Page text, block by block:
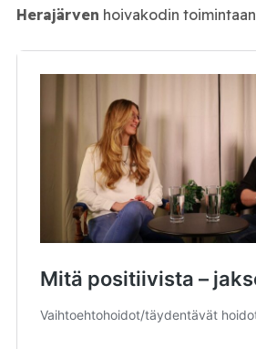
Herajärven hoivakodin toimintaan